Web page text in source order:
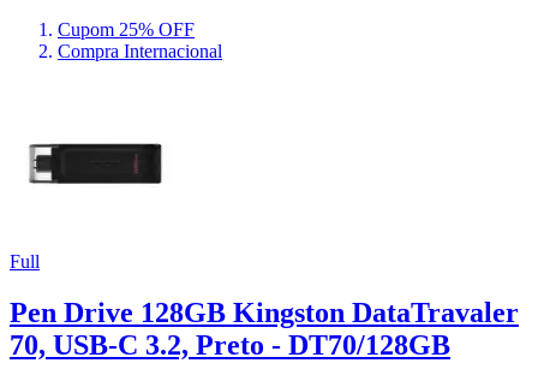
Cupom 25% OFF
Compra Internacional
Full
Pen Drive 128GB Kingston DataTravaler
70, USB-C 3.2, Preto - DT70/128GB